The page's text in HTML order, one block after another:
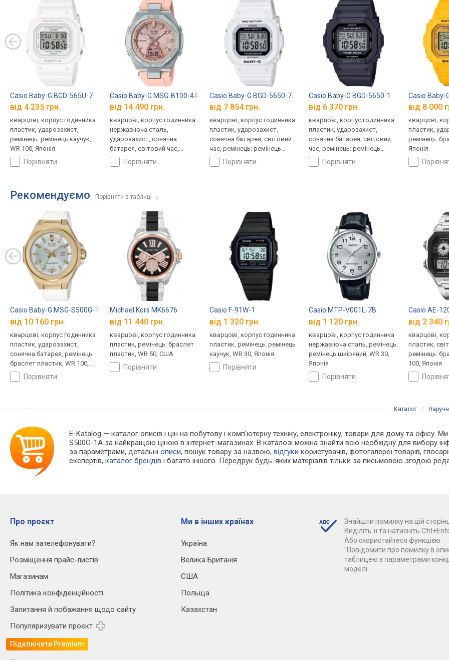
Casio Baby-G BGD-565U-7
від 4 235 грн.
кварцові, корпус годинника
пластик, ударозахист,
ремінець: ремінець каучук,
WR 100, Японія
порівняти
Casio Baby-G MSG-B100-4A
від 14 490 грн.
кварцові, корпус годинника
нержавіюча сталь,
ударозахист, сонячна
батарея, світовий час,
Bluetooth, ремінець: ремінець
каучук, WR 100, Японія
порівняти
Casio Baby-G BGD-5650-7
від 7 854 грн.
кварцові, корпус годинника
пластик, ударозахист,
сонячна батарея, світовий
час, ремінець: ремінець
каучук, WR 100, Японія
порівняти
Casio Baby-G BGD-5650-1
від 6 370 грн.
кварцові, корпус годинника
пластик, ударозахист,
сонячна батарея, світовий
час, ремінець: ремінець
каучук, WR 100, Японія
порівняти
Casio Baby-
від 8 000
кварцові,
пластик,
ремінець:
Японія
Рекомендуємо Порівняти в таблиці →
Casio Baby-G MSG-S500G-7A
від 10 160 грн.
кварцові, корпус годинника
пластик, ударозахист,
сонячна батарея, ремінець:
браслет пластик, WR 100,
Японіяпорівняти
Michael Kors MK6676
від 11 440 грн.
кварцові, корпус годинника
пластик, ремінець: браслет
пластик, WR 50, США
порівняти
Casio F-91W-1
від 1 320 грн.
кварцові, корпус годинника
пластик, ремінець: ремінець
каучук, WR 30, Японія
порівняти
Casio MTP-V001L-7B
від 1 120 грн.
кварцові, корпус годинника
нержавіюча сталь, ремінець:
ремінець шкіряний, WR 30,
Японія
порівняти
Casio AE-
від 2 340
кварцові,
пластик,
ремінець:
100, Японія
Каталог /
E-Katalog — каталог описів і цін на побутову і комп'ютерну техніку, електроніку, товари для дому та офісу.
S500G-1A за найкращою ціною в інтернет-магазинах. В каталозі можна знайти всю необхідну для вибору
за параметрами, детальніописи, пошук товару за назвою,відгуки користувачів, фотогалереї товарів,
експертів,каталог брендів і багато іншого. Передрук будь-яких матеріалів тільки за письмовою згодою
Про проєкт
Як нам зателефонувати?
Розміщення прайс-листів
Магазинам
Політика конфіденційності
Запитання й побажання щодо сайту
Популяризувати проєкт
Підключити Premium
Ми в інших країнах
Україна
Велика Британія
США
Польща
Казахстан
Знайшли помилку на цій
Виділіть її та натисніть
Або скористайтеся функцією
"Повідомити про помилку в
таблицею з параметрами
моделі.